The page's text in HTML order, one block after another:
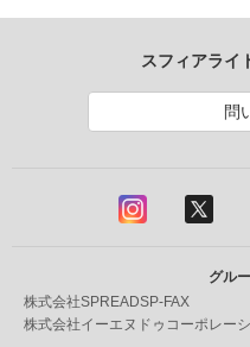
スフィアライ
問
グル
株式会社SPREADSP-FAX
株式会社イーエヌドゥコーポレー